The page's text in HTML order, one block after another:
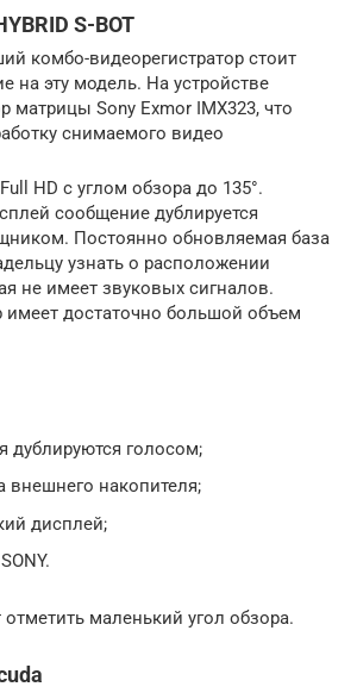
S-BOT
комбо-видеорегистратор стоит
на эту модель. На устройстве
матрицы Sony Exmor IMX323, что
снимаемого видео
HD с углом обзора до 135°.
сообщение дублируется
Постоянно обновляемая база
узнать о расположении
не имеет звуковых сигналов.
имеет достаточно большой объем
дублируются голосом;
внешнего накопителя;
дисплей;
маленький угол обзора.